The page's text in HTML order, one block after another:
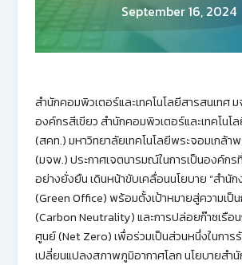
September 16, 2024
สำนักคอมพิวเตอร์และเทคโนโลยีสารสนเทศ
องค์กรสีเขียว สำนักคอมพิวเตอร์และเทคโนโ
(สคท.) มหาวิทยาลัยเทคโนโลยีพระจอมเกล้า
(มจพ.) ประกาศเจตนารมณ์ในการเป็นองค์กร
อย่างยั่งยืน เดินหน้าขับเคลื่อนนโยบาย “สำนัก
(Green Office) พร้อมตั้งเป้าหมายสู่ความเป็
(Carbon Neutrality) และการปล่อยก๊าซเรือ
ศูนย์ (Net Zero) เพื่อร่วมเป็นส่วนหนึ่งในการ
เปลี่ยนแปลงสภาพภูมิอากาศโลก นโยบายสำ